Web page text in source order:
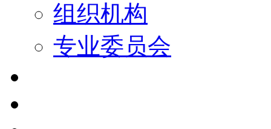
组织机构
专业委员会